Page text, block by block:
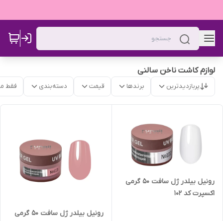
لوازم کاشت ناخن سالنی
پربازدیدترین برندها قیمت دسته‌بندی فقط
رونیل بیلدر ژل سافت 50 گرمی
اکسپرت کد 102
رونیل بیلدر ژل سافت 50 گرمی